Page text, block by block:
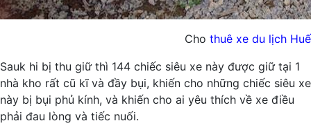
Cho thuê xe du lịch Huế
Sauk hi bị thu giữ thì 144 chiếc siêu xe này được giữ tại 1
nhà kho rất cũ kĩ và đầy bụi, khiến cho những chiếc siêu xe
này bị bụi phủ kính, và khiến cho ai yêu thích về xe điều
phải đau lòng và tiếc nuối.